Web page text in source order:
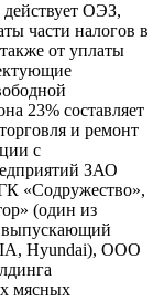
ОЭЗ,
части налогов в
от уплаты
23% составляет
и ремонт
с
ЗАО
«Содружество»,
(один из
Hyundai), ООО
мясных